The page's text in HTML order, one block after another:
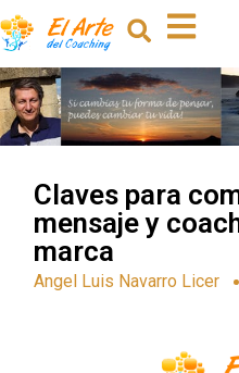
Claves para
mensaje y
marca
Angel Luis Navarro Licer